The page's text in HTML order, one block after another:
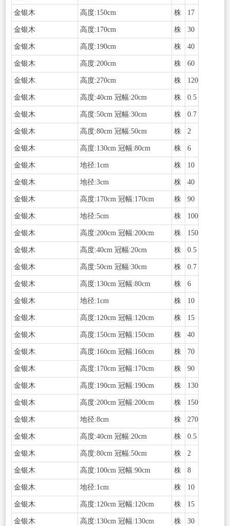
金银木 高度:150cm 株 17
金银木 高度:170cm 株 30
金银木 高度:190cm 株 40
金银木 高度:200cm 株 60
金银木 高度:270cm 株 120
金银木 高度:40cm 冠幅:20cm 株 0.5
金银木 高度:50cm 冠幅:30cm 株 0.7
金银木 高度:80cm 冠幅:50cm 株 2
金银木 高度:130cm 冠幅:80cm 株 6
金银木 地径:1cm 株 10
金银木 地径:3cm 株 40
金银木 高度:170cm 冠幅:170cm 株 90
金银木 地径:5cm 株 100
金银木 高度:200cm 冠幅:200cm 株 150
金银木 高度:40cm 冠幅:20cm 株 0.5
金银木 高度:50cm 冠幅:30cm 株 0.7
金银木 高度:130cm 冠幅:80cm 株 6
金银木 地径:1cm 株 10
金银木 高度:120cm 冠幅:120cm 株 15
金银木 高度:150cm 冠幅:150cm 株 40
金银木 高度:160cm 冠幅:160cm 株 70
金银木 高度:170cm 冠幅:170cm 株 90
金银木 高度:190cm 冠幅:190cm 株 130
金银木 高度:200cm 冠幅:200cm 株 150
金银木 地径:8cm 株 270
金银木 高度:40cm 冠幅:20cm 株 0.5
金银木 高度:80cm 冠幅:50cm 株 2
金银木 高度:100cm 冠幅:90cm 株 8
金银木 地径:1cm 株 10
金银木 高度:120cm 冠幅:120cm 株 15
金银木 高度:130cm 冠幅:130cm 株 30